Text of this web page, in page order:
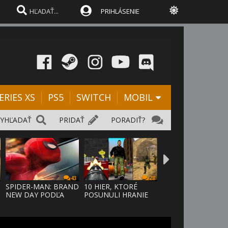
PRIHLÁSENIE
XS PS5 SWITCH MOBIL
PORADIŤ?
PRIDAŤ
43
SPIDER-MAN: BRAND
NEW DAY PODĽA
28
10 HIER, KTORÉ
POSUNULI HRANIE